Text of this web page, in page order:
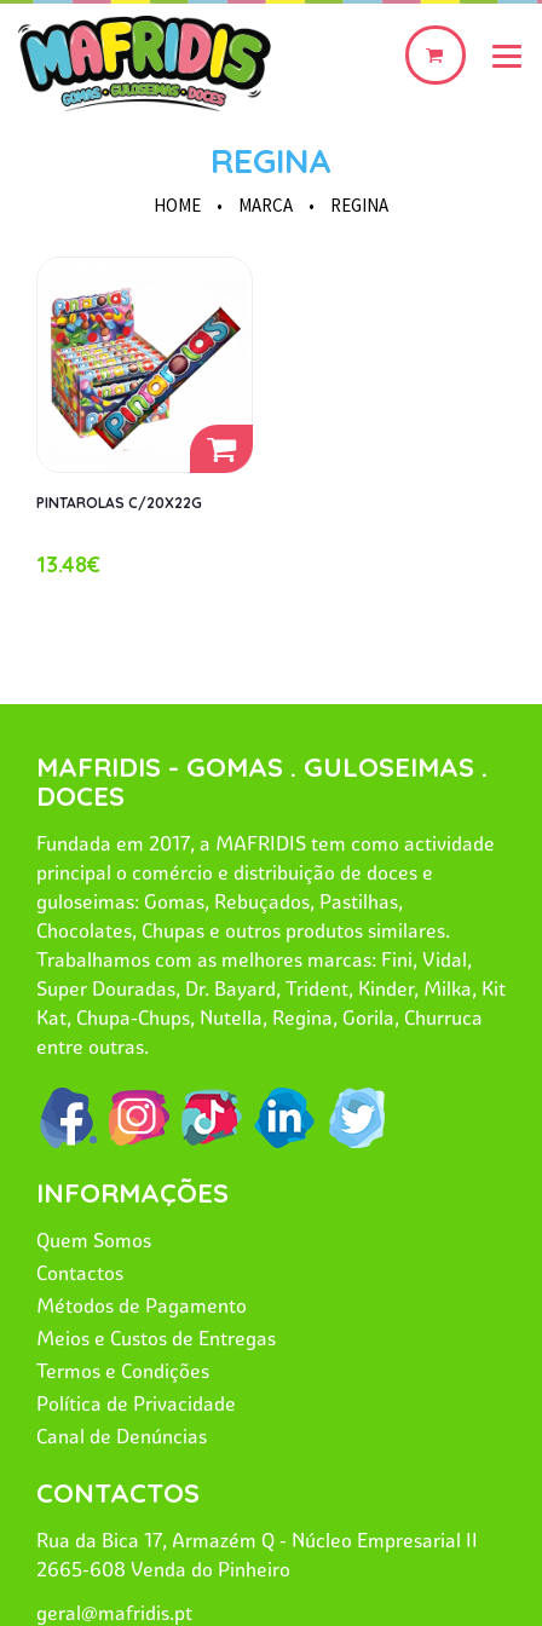
0
REGINA
HOME • MARCA • REGINA
PINTAROLAS C/20X22G
13.48€
MAFRIDIS - GOMAS . GULOSEIMAS .
DOCES
Fundada em 2017, a MAFRIDIS tem como actividade
principal o comércio e distribuição de doces e
guloseimas: Gomas, Rebuçados, Pastilhas,
Chocolates, Chupas e outros produtos similares.
Trabalhamos com as melhores marcas: Fini, Vidal,
Super Douradas, Dr. Bayard, Trident, Kinder, Milka, Kit
Kat, Chupa-Chups, Nutella, Regina, Gorila, Churruca
entre outras.
INFORMAÇÕES
Quem Somos
Contactos
Métodos de Pagamento
Meios e Custos de Entregas
Termos e Condições
Política de Privacidade
Canal de Denúncias
CONTACTOS
Rua da Bica 17, Armazém Q - Núcleo Empresarial II
2665-608 Venda do Pinheiro
geral@mafridis.pt